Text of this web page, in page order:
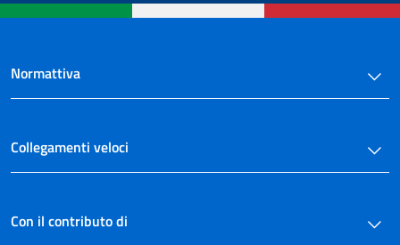
Normattiva
Collegamenti veloci
Con il contributo di